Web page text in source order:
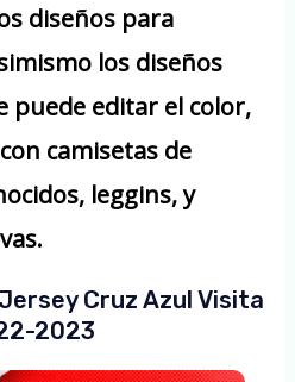
diseños para
los diseños
puede editar el color,
camisetas de
leggins, y
Cruz Azul Visita
2023